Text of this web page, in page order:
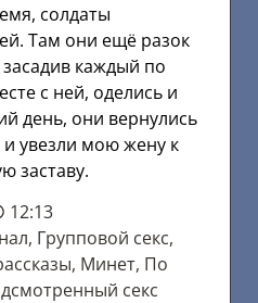
солдаты
Там они ещё разок
засадив каждый по
с ней, оделись и
день, они вернулись
увезли мою жену к
заставу.
12:13
, Групповой секс,
, Минет, По
секс